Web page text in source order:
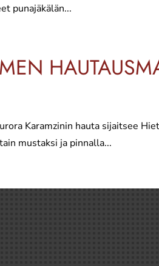
punajäkälän...
Karamzinin hauta sijaitsee
mustaksi ja pinnalla...